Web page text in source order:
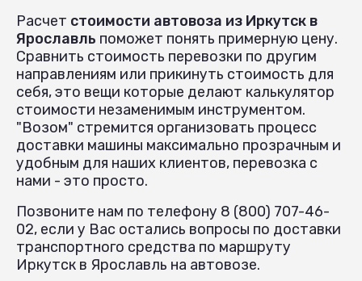
Расчет стоимости автовоза из Иркутск в
Ярославль поможет понять примерную цену.
Сравнить стоимость перевозки по другим
направлениям или прикинуть стоимость для
себя, это вещи которые делают калькулятор
стоимости незаменимым инструментом.
"Возом" стремится организовать процесс
доставки машины максимально прозрачным и
удобным для наших клиентов, перевозка с
нами - это просто.
Позвоните нам по телефону 8 (800) 707-46-
02, если у Вас остались вопросы по доставки
транспортного средства по маршруту
Иркутск в Ярославль на автовозе.